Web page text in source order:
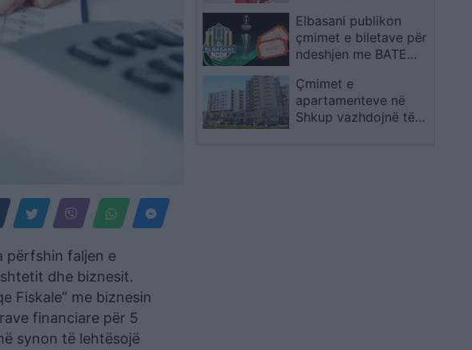
përfshin faljen e
dhe biznesit.
Fiskale” me biznesin
financiare për 5
synon të lehtësojë
Elbasani publikon
çmimet e biletave për
ndeshjen me BATE
Conference League
Çmimet e
apartamenteve në
Shkup vazhdojnë të